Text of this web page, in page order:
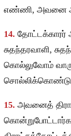
எண்ணி, அவனை
14.
சுதந்தரவாளி,
கொல்லுவோம்
15. அவனைத்